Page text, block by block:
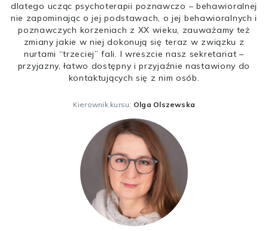
dlatego ucząc psychoterapii poznawczo – behawioralnej
nie zapominając o jej podstawach, o jej behawioralnych i
poznawczych korzeniach z XX wieku, zauważamy też
zmiany jakie w niej dokonują się teraz w związku z
nurtami “trzeciej” fali. I wreszcie nasz sekretariat –
przyjazny, łatwo dostępny i przyjaźnie nastawiony do
kontaktujących się z nim osób.
Kierownik kursu: Olga Olszewska